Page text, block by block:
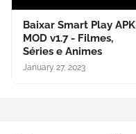
Baixar Smart Play APK
MOD v1.7 - Filmes,
Séries e Animes
January 27, 2023